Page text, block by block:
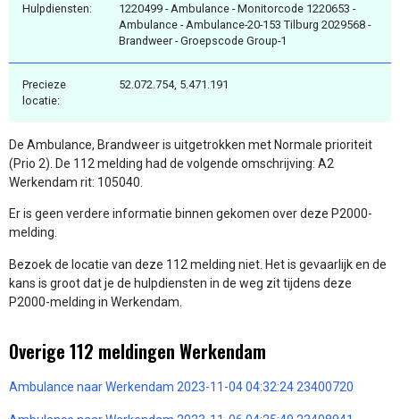
Hulpdiensten:
1220499 - Ambulance - Monitorcode 1220653 -
Ambulance - Ambulance-20-153 Tilburg 2029568 -
Brandweer - Groepscode Group-1
Precieze
locatie:
52.072.754, 5.471.191
De Ambulance, Brandweer is uitgetrokken met Normale prioriteit
(Prio 2). De 112 melding had de volgende omschrijving: A2
Werkendam rit: 105040.
Er is geen verdere informatie binnen gekomen over deze P2000-
melding.
Bezoek de locatie van deze 112 melding niet. Het is gevaarlijk en de
kans is groot dat je de hulpdiensten in de weg zit tijdens deze
P2000-melding in Werkendam.
Overige 112 meldingen Werkendam
Ambulance naar Werkendam 2023-11-04 04:32:24 23400720